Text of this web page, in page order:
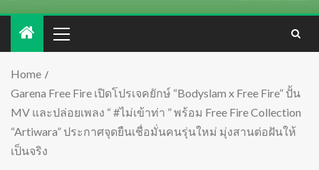
Home
Garena Free Fire เปิดโปรเจคยักษ์ “Bodyslam x Free Fire” ปั้น
MV และปล่อยเพลง “ #ไม่เข้าท่า ” พร้อม Free Fire Collection
“Artiwara” ประกาศจุดยืนเชื่อมั่นคนรุ่นใหม่ มุ่งสานต่อฝันให้
เป็นจริง